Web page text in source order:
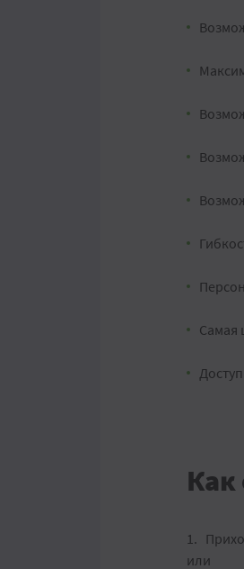
Самая
Как
или